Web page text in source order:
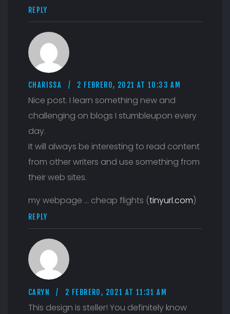
REPLY
CHARISSA 2 FEBRERO, 2021 AT 10:33 AM
Nice post. I learn something new and
challenging on blogs I stumbleupon every
day.
It will always be interesting to read content
from other writers and use something from
their web sites.
my webpage … cheap flights (tinyurl.com)
REPLY
CARYN 2 FEBRERO, 2021 AT 11:31 AM
This design is steller! You definitely know